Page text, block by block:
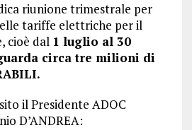
riunione trimestrale per
tariffe elettriche per il
cioè dal 1 luglio al 30
circa tre milioni di
il Presidente ADOC
D’ANDREA: